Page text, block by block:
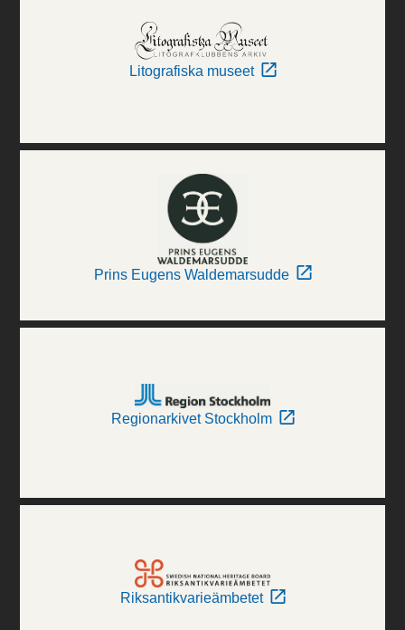
Litografiska museet
Prins Eugens Waldemarsudde
Regionarkivet Stockholm
Riksantikvarieämbetet